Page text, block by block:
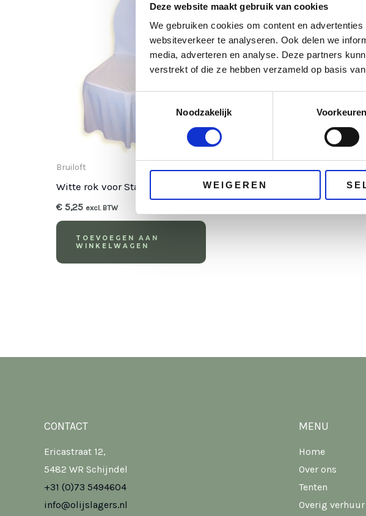
Deze website maakt gebruik van cookies
We gebruiken cookies om content en
websiteverkeer te analyseren. Ook delen we
media, adverteren en analyse. Deze partners
verstrekt of die ze hebben verzameld op basis
Noodzakelijk
Voorkeuren
WEIGEREN
Bruiloft
Witte rok voor Stackchair
€ 5,25 excl. BTW
TOEVOEGEN AAN
WINKELWAGEN
CONTACT
Ericastraat 12,
5482 WR Schijndel
+31 (0)73 5494604
info@olijslagers.nl
MENU
Home
Over ons
Tenten
Overig verhuur